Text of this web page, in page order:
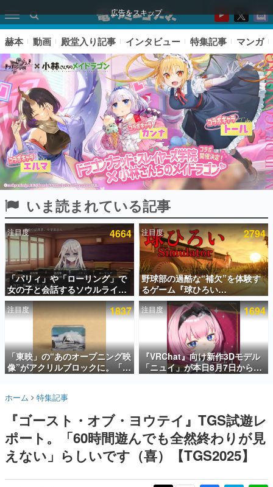
広告をスキップ
ピックアップ
電ファミのいま読まれている記事ランキング
アプリセール情報
インタビュー
連載・特集一覧
殿堂入り記事
SNS拡散数が数千以上！ ページビュー数万以上！ などな
ど。多くの人々に読まれた、電ファミ渾身の“殿堂入り”記
事をまとめました。
名作ゲームクリエイターの方々に製作時のエピソードをお
きます。
赫本
この物語を解いてはいけない。『赫本』は、〈試験問題〉
の形をした短編ホラー小説集です。
赫本 動画 殿堂入り記事 インタビュー 特集記事 マンガ
いま読まれている記事
注目度 4664
「パリィ」や「ローリング」で
女の子と会話するソウルライク
恋愛ゲーム『小早川さんはソウ
ルライク』無料公開。返事に失
敗すると「YOU DIED」
注目度 2794
野球部の過酷な“補欠”を体験す
るゲーム『球ひろい
Simulator』が「1件」のウィッ
シュリストをもとにチェコ語に
対応しSNSで話題に。『キング
ダム・カム』開発元やチェコの
プロ野球選手から称賛の声
注目度 1837
「東映」の“あのオープニング映
像”がアクリルブロックに。「東
映ヒストリカル グッズコレクシ
注目度 1694
『VRChat』向け新作3Dモデル
「ニュイ」が本日8月7日から
BOOTHにて発売。瞳に光る星
ホーム 特集記事
『ゴースト・オブ・ヨウテイ』TGS試遊レ
ポート。「60時間遊んでも全然終わりが見
えない」らしいです（喜）【TGS2025】